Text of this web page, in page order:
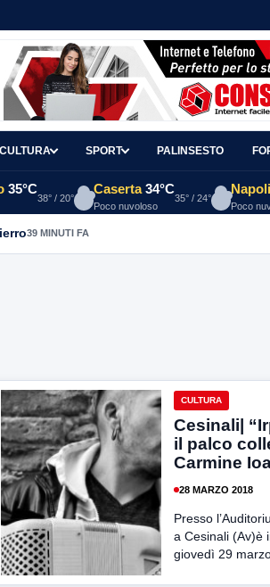
CULTURA SPORT PALINSESTO
35°C
38° / 20°
Caserta 34°C
Poco nuvoloso
35° / 24°
Napoli
Poco
39 MINUTI FA
CULTURA
Cesinali|
il palco
Carmine
28 MARZO 2018
Presso
a Cesinali (Av)è
giovedì 29